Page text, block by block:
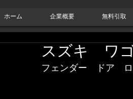
ホーム 企業概要 無料引取
スズキ ワ
フェンダー　ドア　